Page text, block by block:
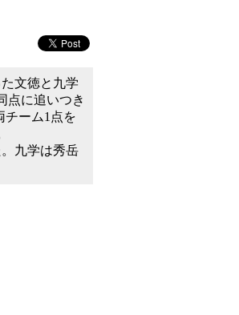
文徳と九学
点に追いつき
チーム1点を
九学は秀岳